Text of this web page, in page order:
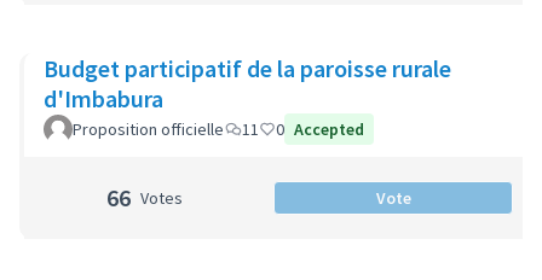
Budget participatif de la paroisse rurale
d'Imbabura
Proposition officielle 11 0 Accepted
66 Votes Vote